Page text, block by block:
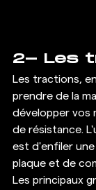
2- Les
Les tractions,
prendre de la
développer vos
de résistance.
est d'enfiler
plaque et de
Les principaux